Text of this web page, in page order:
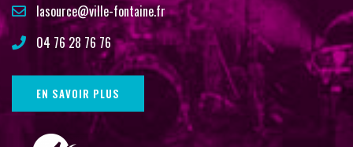
lasource@ville-fontaine.fr
04 76 28 76 76
EN SAVOIR PLUS